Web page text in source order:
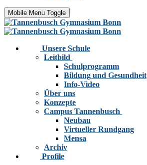
Mobile Menu Toggle
Unsere Schule
Leitbild
Schulprogramm
Bildung und Gesundheit
Info-Video
Über uns
Konzepte
Campus Tannenbusch
Neubau
Virtueller Rundgang
Mensa
Archiv
Profile